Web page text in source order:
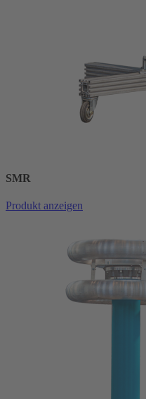
SMR
Produkt anzeigen